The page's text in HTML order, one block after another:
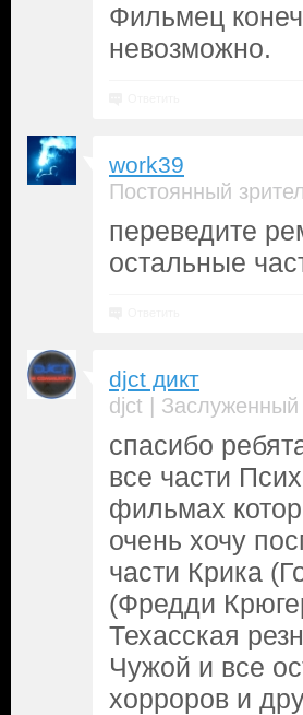
Фильмец
невозможно.
work39
Постоянный
переведите
остальные
djct дикт
djct | Заслуженный
спасибо
все части
фильмах
очень хочу
части Крика
(Фредди
Техасская
Чужой и все
хорроров и